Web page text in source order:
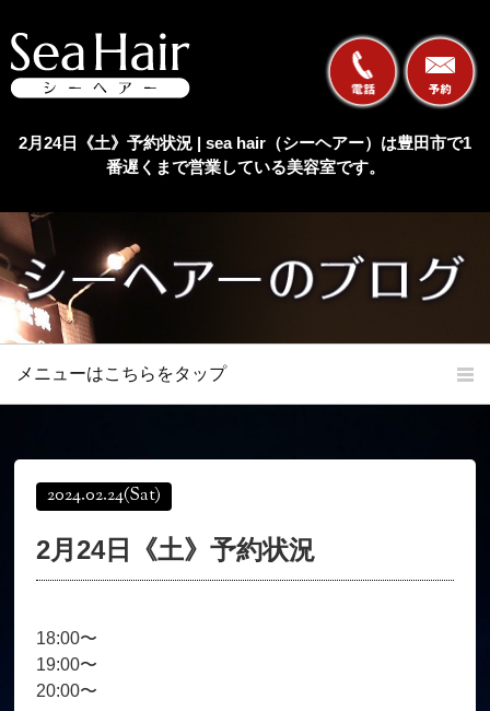
2月24日《土》予約状況 | sea hair（シーヘアー）は豊田市で1
番遅くまで営業している美容室です。
メニューはこちらをタップ
オンラインショップ
育毛コース よくある質問
お客様の声
ご予約＋お問い合わせ
2024.02.24(Sat)
2月24日《土》予約状況
18:00〜
19:00〜
20:00〜